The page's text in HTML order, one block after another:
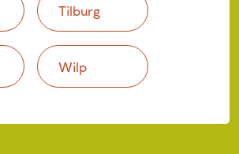
Tilburg
Wilp